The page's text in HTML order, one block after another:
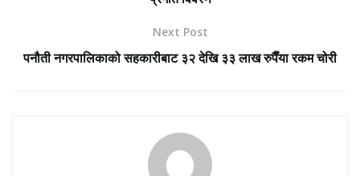
Next Post
पनौती नगरपालिकाको सहकारीबाट ३२ देखि ३३ लाख रुपैँया रकम चोरी